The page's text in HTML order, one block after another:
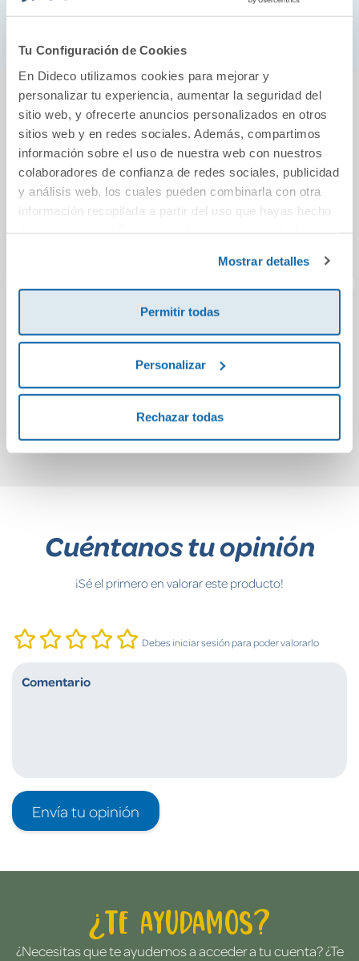
Tu Configuración de Cookies
En Dideco utilizamos cookies para mejorar y
personalizar tu experiencia, aumentar la seguridad del
sitio web, y ofrecerte anuncios personalizados en otros
sitios web y en redes sociales. Además, compartimos
información sobre el uso de nuestra web con nuestros
colaboradores de confianza de redes sociales, publicidad
y análisis web, los cuales pueden combinarla con otra
información recopilada a partir del uso que hayas hecho
Mostrar detalles
Permitir todas
Personalizar
Rechazar todas
disipada toda pasión.
También podría gustarte...
el infierno /
24,50€
estrellas
21,50€
Comprar
el
Cuéntanos tu opinión
¡Sé el primero en valorar este producto!
Debes iniciar sesión para poder valorarlo
Envía tu opinión
¿Te ayudamos?
¿Necesitas que te ayudemos a acceder a tu cuenta? ¿Te